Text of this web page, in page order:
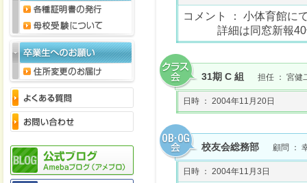
コメント ： 小体育館に
詳細は同窓新
31期 C 組 担任 ： 宮健
日時 ： 2004年11月20日
校友会総務部 顧問 ：
日時 ： 2004年11月3日